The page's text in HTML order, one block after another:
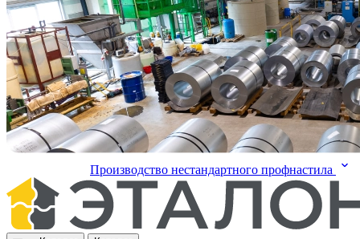
Производство нестандартного профнастила